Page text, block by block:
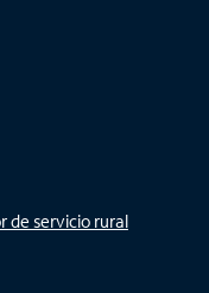
de servicio rural